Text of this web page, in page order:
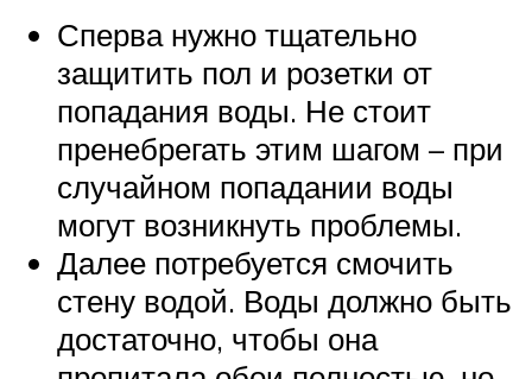
Сперва нужно тщательно
защитить пол и розетки от
попадания воды. Не стоит
пренебрегать этим шагом – при
случайном попадании воды
могут возникнуть проблемы.
Далее потребуется смочить
стену водой. Воды должно быть
достаточно, чтобы она